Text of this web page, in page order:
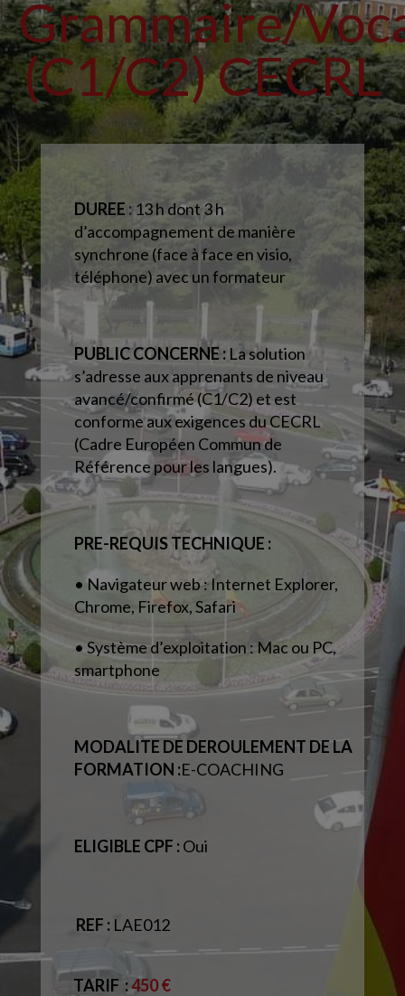
Grammaire/
(C1/C2) CECRL
DUREE : 13 h dont 3 h
d’accompagnement de manière
synchrone (face à face en visio,
téléphone) avec un formateur
PUBLIC CONCERNE :La solution
s’adresse aux apprenants de niveau
avancé/confirmé (C1/C2) et est
conforme aux exigences du CECRL
(Cadre Européen Commun de
Référence pour les langues).
PRE-REQUIS TECHNIQUE :
• Navigateur web : Internet Explorer,
Chrome, Firefox, Safari
• Système d’exploitation : Mac ou PC,
smartphone
MODALITE DE DEROULEMENT DE LA
FORMATION :E-COACHING
ELIGIBLE CPF :Oui
REF :LAE012
TARIF :450 €